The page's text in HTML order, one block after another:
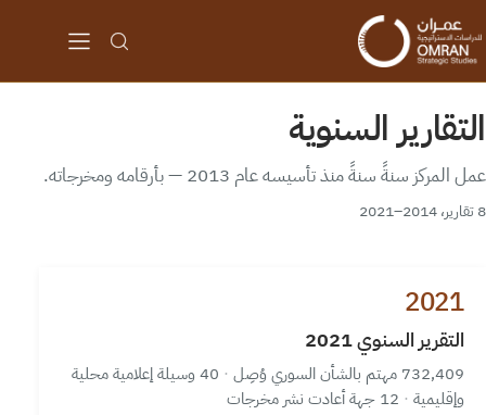
التقارير السنوية
عمل المركز سنةً سنةً منذ تأسيسه عام 2013 — بأرقامه ومخرجاته.
8 تقارير، 2014–2021
2021
التقرير السنوي 2021
732,409 مهتم بالشأن السوري وُصِل ·
40 وسيلة إعلامية محلية
وإقليمية ·